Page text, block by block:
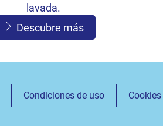
lavada.
Descubre más
Condiciones de uso Cookies